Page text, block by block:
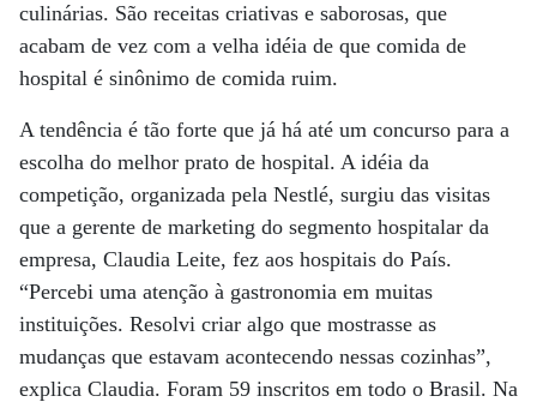
culinárias. São receitas criativas e saborosas, que
acabam de vez com a velha idéia de que comida de
hospital é sinônimo de comida ruim.
A tendência é tão forte que já há até um concurso para a
escolha do melhor prato de hospital. A idéia da
competição, organizada pela Nestlé, surgiu das visitas
que a gerente de marketing do segmento hospitalar da
empresa, Claudia Leite, fez aos hospitais do País.
“Percebi uma atenção à gastronomia em muitas
instituições. Resolvi criar algo que mostrasse as
mudanças que estavam acontecendo nessas cozinhas”,
explica Claudia. Foram 59 inscritos em todo o Brasil. Na